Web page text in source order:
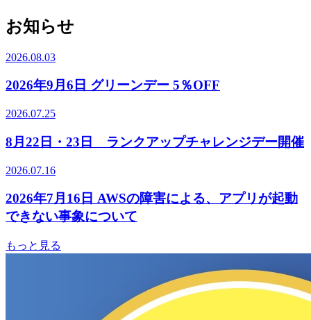
お知らせ
2026.08.03
2026年9月6日 グリーンデー 5％OFF
2026.07.25
8月22日・23日 ランクアップチャレンジデー開催
2026.07.16
2026年7月16日 AWSの障害による、アプリが起動
できない事象について
もっと見る